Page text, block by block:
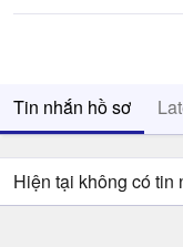
Tin nhắn hồ sơ
Hiện tại không có tin